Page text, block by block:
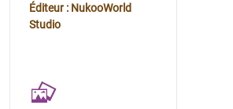
Éditeur : NukooWorld
Studio